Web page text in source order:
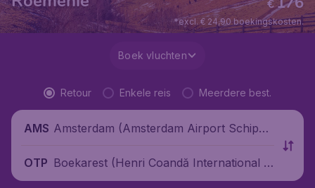
€
*excl. € 24,90 boekingskosten.
Boek vluchten
Retour Enkele reis Meerdere best.
AMS Amsterdam (Amsterdam Airport Schipho
OTP Boekarest (Henri Coandă International Ai
rport), Roemenië